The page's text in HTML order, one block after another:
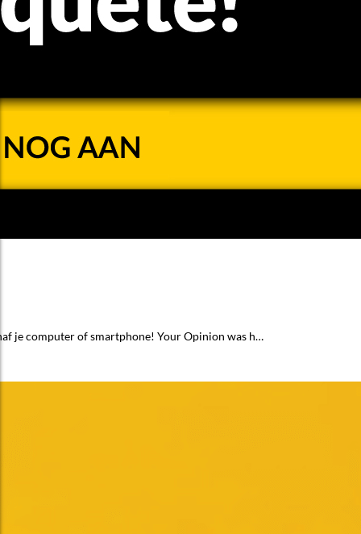
je computer of smartphone! Your Opinion was h…